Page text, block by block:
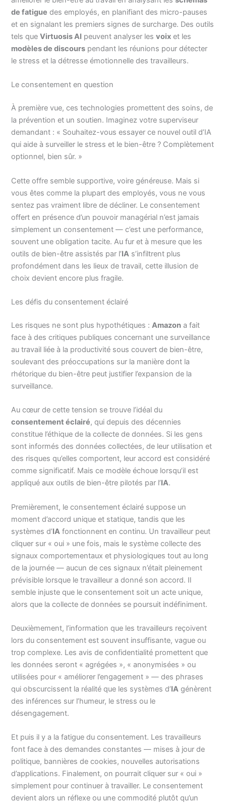
de fatigue des employés, en planifiant des micro-pauses
et en signalant les premiers signes de surcharge. Des outils
tels queVirtuosis AI peuvent analyser lesvoix et les
modèles de discours pendant les réunions pour détecter
le stress et la détresse émotionnelle des travailleurs.
Le consentement en question
À première vue, ces technologies promettent des soins, de
la prévention et un soutien. Imaginez votre superviseur
demandant : « Souhaitez-vous essayer ce nouvel outil d’IA
qui aide à surveiller le stress et le bien-être ? Complètement
optionnel, bien sûr. »
Cette offre semble supportive, voire généreuse. Mais si
vous êtes comme la plupart des employés, vous ne vous
sentez pas vraiment libre de décliner. Le consentement
offert en présence d’un pouvoir managérial n’est jamais
simplement un consentement — c’est une performance,
souvent une obligation tacite. Au fur et à mesure que les
outils de bien-être assistés par l’IA s’infiltrent plus
profondément dans les lieux de travail, cette illusion de
choix devient encore plus fragile.
Les défis du consentement éclairé
Les risques ne sont plus hypothétiques :Amazon a fait
face à des critiques publiques concernant une surveillance
au travail liée à la productivité sous couvert de bien-être,
soulevant des préoccupations sur la manière dont la
rhétorique du bien-être peut justifier l’expansion de la
surveillance.
Au cœur de cette tension se trouve l’idéal du
consentement éclairé, qui depuis des décennies
constitue l’éthique de la collecte de données. Si les gens
sont informés des données collectées, de leur utilisation et
des risques qu’elles comportent, leur accord est considéré
comme significatif. Mais ce modèle échoue lorsqu’il est
appliqué aux outils de bien-être pilotés par l’IA.
Premièrement, le consentement éclairé suppose un
moment d’accord unique et statique, tandis que les
systèmes d’IA fonctionnent en continu. Un travailleur peut
cliquer sur « oui » une fois, mais le système collecte des
signaux comportementaux et physiologiques tout au long
de la journée — aucun de ces signaux n’était pleinement
prévisible lorsque le travailleur a donné son accord. Il
semble injuste que le consentement soit un acte unique,
alors que la collecte de données se poursuit indéfiniment.
Deuxièmement, l’information que les travailleurs reçoivent
lors du consentement est souvent insuffisante, vague ou
trop complexe. Les avis de confidentialité promettent que
les données seront « agrégées », « anonymisées » ou
utilisées pour « améliorer l’engagement » — des phrases
qui obscurcissent la réalité que les systèmes d’IA génèrent
des inférences sur l’humeur, le stress ou le
désengagement.
Et puis il y a la fatigue du consentement. Les travailleurs
font face à des demandes constantes — mises à jour de
politique, bannières de cookies, nouvelles autorisations
d’applications. Finalement, on pourrait cliquer sur « oui »
simplement pour continuer à travailler. Le consentement
devient alors un réflexe ou une commodité plutôt qu’un